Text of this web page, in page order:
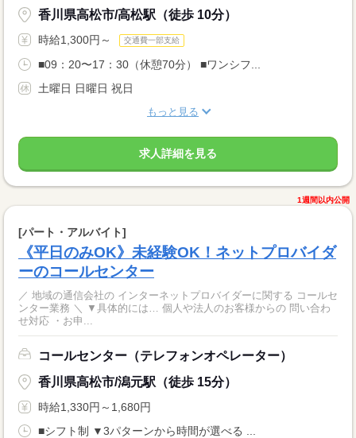
香川県高松市/高松駅（徒歩 10分）
時給1,300円～ 交通費一部支給
■09：20〜17：30（休憩70分） ■ワンシフ...
土曜日 日曜日 祝日
もっと見る
求人詳細を見る
1週間以内公開
[パート・アルバイト]
《平日のみOK》未経験OK！ネットプロバイダ
ーのコールセンター
／ 地域の通信会社の インターネットプロバイダーに関する コールセ
ンター業務 ＼ ▼具体的には… 個人や法人のお客様からの 問い合わ
せ対応 ・お申...
コールセンター（テレフォンオペレーター）
香川県高松市/潟元駅（徒歩 15分）
時給1,330円～1,680円
■シフト制 ▼3パターンから時間が選べる ...